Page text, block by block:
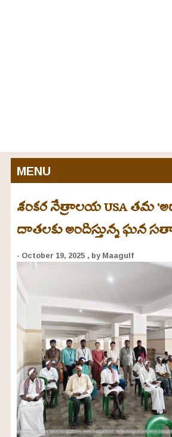
MENU
శంకర నేత్రాలయ USA తమ
దాతలకు అందిస్తున్న ఘన
- October 19, 2025 , by Maagulf